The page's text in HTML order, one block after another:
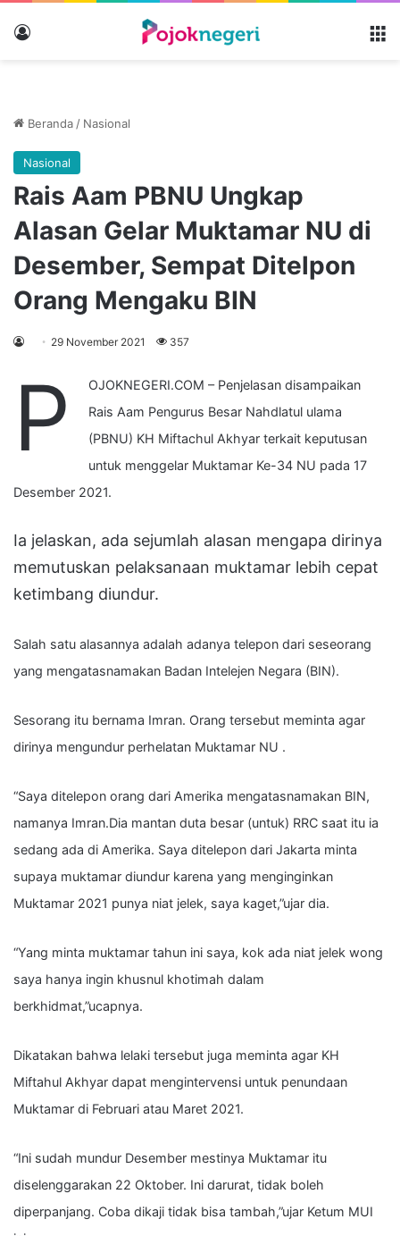
Beranda / Nasional
Nasional
Rais Aam PBNU Ungkap
Alasan Gelar Muktamar NU di
Desember, Sempat Ditelpon
Orang Mengaku BIN
29 November 2021 357
P
OJOKNEGERI.COM – Penjelasan disampaikan
Rais Aam Pengurus Besar Nahdlatul ulama
(PBNU) KH Miftachul Akhyar terkait keputusan
untuk menggelar Muktamar Ke-34 NU pada 17
Desember 2021.
Ia jelaskan, ada sejumlah alasan mengapa dirinya
memutuskan pelaksanaan muktamar lebih cepat
ketimbang diundur.
Salah satu alasannya adalah adanya telepon dari seseorang
yang mengatasnamakan Badan Intelejen Negara (BIN).
Sesorang itu bernama Imran. Orang tersebut meminta agar
dirinya mengundur perhelatan Muktamar NU .
“Saya ditelepon orang dari Amerika mengatasnamakan BIN,
namanya Imran.Dia mantan duta besar (untuk) RRC saat itu ia
sedang ada di Amerika. Saya ditelepon dari Jakarta minta
supaya muktamar diundur karena yang menginginkan
Muktamar 2021 punya niat jelek, saya kaget,”ujar dia.
“Yang minta muktamar tahun ini saya, kok ada niat jelek wong
saya hanya ingin khusnul khotimah dalam
berkhidmat,”ucapnya.
Dikatakan bahwa lelaki tersebut juga meminta agar KH
Miftahul Akhyar dapat mengintervensi untuk penundaan
Muktamar di Februari atau Maret 2021.
“Ini sudah mundur Desember mestinya Muktamar itu
diselenggarakan 22 Oktober. Ini darurat, tidak boleh
diperpanjang. Coba dikaji tidak bisa tambah,”ujar Ketum MUI